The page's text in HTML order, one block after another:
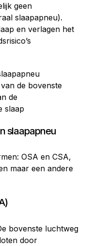
geen
slaapapneu).
en verlagen het
de bovenste
de
slaap
slaapapneu
OSA en CSA,
maar een andere
bovenste luchtweg
door